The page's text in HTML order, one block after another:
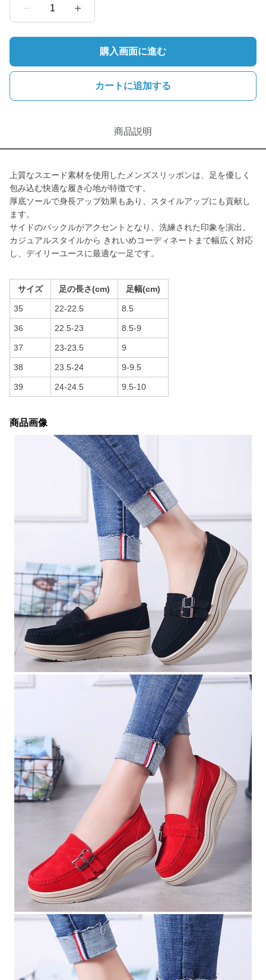
1
購入画面に進む
カートに追加する
商品説明
上質なスエード素材を使用したメンズスリッポンは、足を優しく
包み込む快適な履き心地が特徴です。
厚底ソールで身長アップ効果もあり、スタイルアップにも貢献し
ます。
サイドのバックルがアクセントとなり、洗練された印象を演出。
カジュアルスタイルから きれいめコーディネートまで幅広く対応
し、デイリーユースに最適な一足です。
サイズ 足の長さ(cm) 足幅(cm)
35 22-22.5 8.5
36 22.5-23 8.5-9
37 23-23.5 9
38 23.5-24 9-9.5
39 24-24.5 9.5-10
商品画像